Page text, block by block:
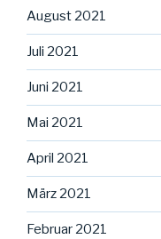
August 2021
Juli 2021
Juni 2021
Mai 2021
April 2021
März 2021
Februar 2021